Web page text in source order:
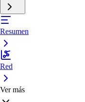
Resumen
Red
Ver más